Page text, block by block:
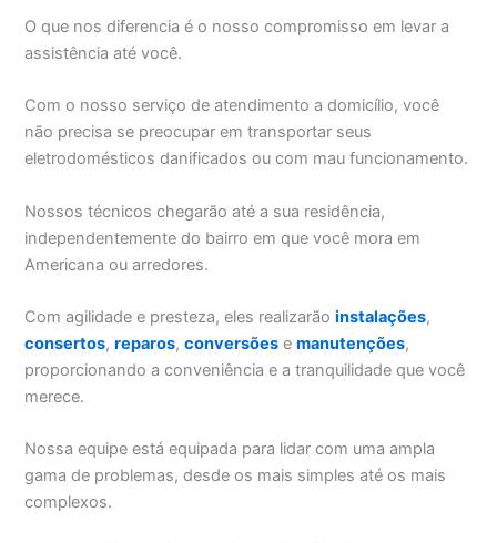
O que nos diferencia é o nosso compromisso em levar a
assistência até você.
Com o nosso serviço de atendimento a domicílio, você
não precisa se preocupar em transportar seus
eletrodomésticos danificados ou com mau funcionamento.
Nossos técnicos chegarão até a sua residência,
independentemente do bairro em que você mora em
Americana ou arredores.
Com agilidade e presteza, eles realizarãoinstalações,
consertos,reparos,conversões emanutenções,
proporcionando a conveniência e a tranquilidade que você
merece.
Nossa equipe está equipada para lidar com uma ampla
gama de problemas, desde os mais simples até os mais
complexos.